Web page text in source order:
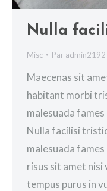
Nulla
Misc Par admin2192
Maecenas sit
habitant morbi
malesuada
Nulla facilisi
malesuada
risus sit amet
tempus purus in